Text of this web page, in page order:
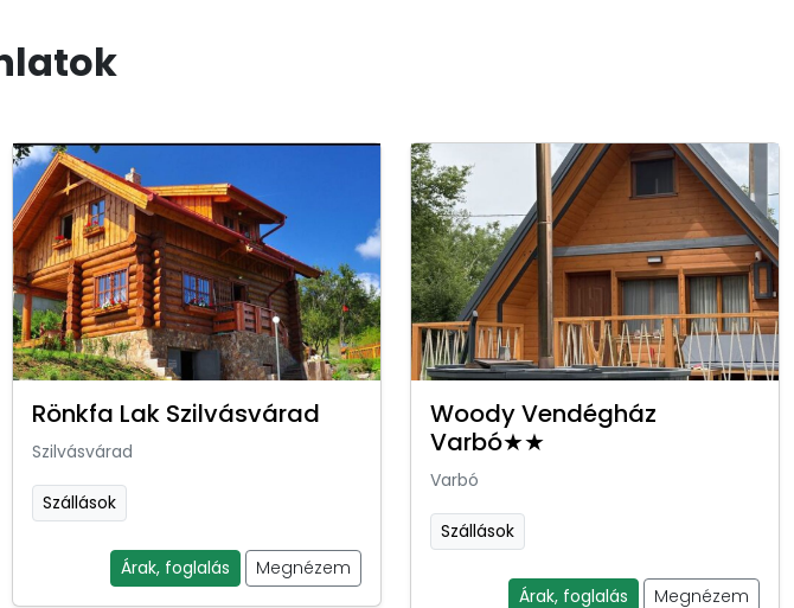
Rönkfa Lak Szilvásvárad
Szilvásvárad
Szállások
Árak, foglalás Megnézem
Woody Vendégház
Varbó★★
Varbó
Szállások
Árak, foglalás Megnézem